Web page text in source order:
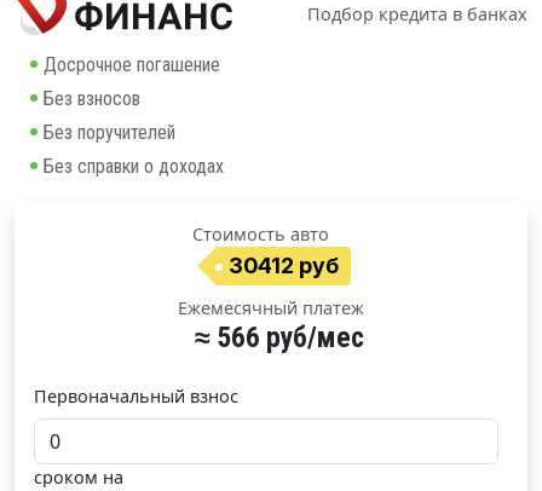
Подбор кредита в банках
Досрочное погашение
Без взносов
Без поручителей
Без справки о доходах
Стоимость авто
30412 руб
Ежемесячный платеж
≈ 566 руб/мес
Первоначальный взнос
сроком на